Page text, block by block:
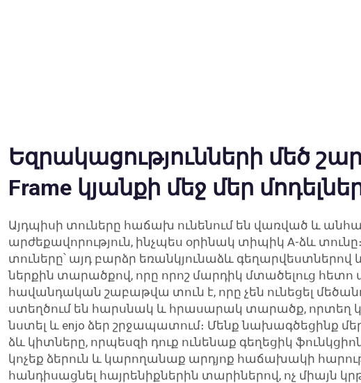
Եզրակացությունների մեծ
Frame կյանքի մեջ մեր
Այդպիսի տուները հաճախ ունենում են վառված և
արժեքավորություն, ինչպես օրինակ տիպիկ A-ձև
տուները՝ այդ բարձր եռանկյունաձև
ներքին տարածքով, որը որոշ մարդիկ մտածելուց
հավանդական շաբաթվա տուն է, որը չեն ունեցել
ստեղծում են հարսնակ և հրասարակ տարածք, որտեղ
նստել և enjo ձեր շրջապատում։ Մենք նախագծեցինք
ձև կիտները, որպեսզի դուք ունենաք գեղեցիկ
կոչեք ձերուն և կարողանաք արդյոք հաճախակի
հանդիսացնել հայրենիքներին տարիներով, ոչ միայն